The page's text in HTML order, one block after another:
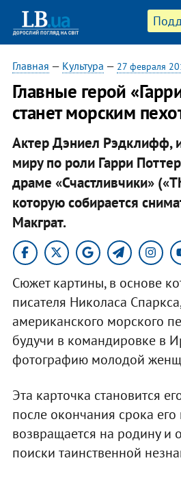
Главная — Культура — 27 февраля
Главные герой
станет морским
Актер Дэниел Рэдклифф,
миру по роли Гарри
драме «Счастливчики»
которую собирается
Макграт.
Сюжет картины, в основе
писателя Николаса
американского морского
будучи в командировке в
фотографию молодой
Эта карточка становится
после окончания срока его
возвращается на родину и
поиски таинственной